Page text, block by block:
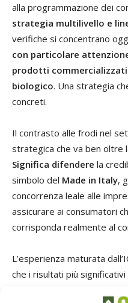
alla programmazione dei
strategia multilivello e
verifiche si concentrano
con particolare
prodotti
biologico. Una strategia
concreti.
Il contrasto alle frodi nel
strategica che va ben oltre
Significa difendere la
simbolo del Made in Italy,
concorrenza leale alle
assicurare ai consumatori
corrisponda realmente al
L’esperienza maturata
che i risultati più
competenze ispettive,